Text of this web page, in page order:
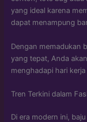
yang ideal karena
dapat menampung
Dengan memadukan
yang tepat, Anda
menghadapi hari
Tren Terkini dalam
Di era modern ini,